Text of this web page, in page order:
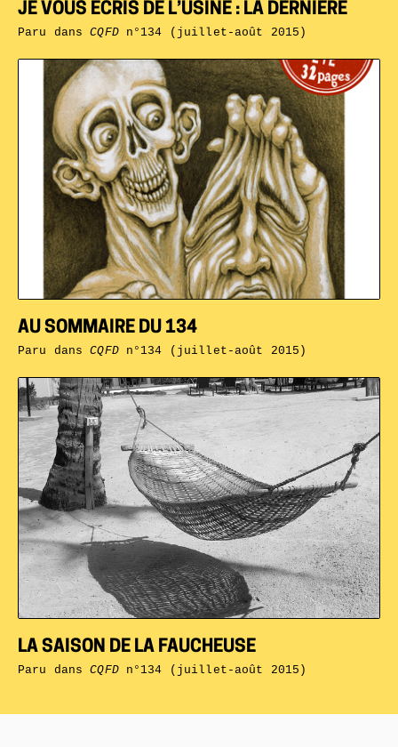
LA SAISON DE LA FAUCHEUSE
Paru dansCQFDn°134 (juillet-août 2015)
AU SOMMAIRE DU 134
Paru dansCQFDn°134 (juillet-août 2015)
JE VOUS ÉCRIS DE L’USINE : LA DERNIÈRE
Paru dansCQFDn°134 (juillet-août 2015)